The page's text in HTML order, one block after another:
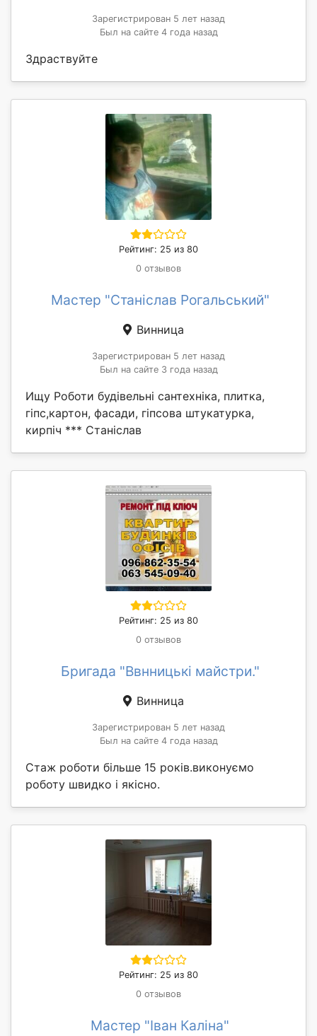
Зарегистрирован 5 лет назад
Был на сайте 4 года назад
Здраствуйте
Рейтинг: 25 из 80
0 отзывов
Мастер "Станіслав Рогальський"
Винница
Зарегистрирован 5 лет назад
Был на сайте 3 года назад
Ищу Роботи будівельні сантехніка, плитка,
гіпс,картон, фасади, гіпсова штукатурка,
кирпіч *** Станіслав
Рейтинг: 25 из 80
0 отзывов
Бригада "Ввнницькі майстри."
Винница
Зарегистрирован 5 лет назад
Был на сайте 4 года назад
Стаж роботи більше 15 років.виконуємо
роботу швидко і якісно.
Рейтинг: 25 из 80
0 отзывов
Мастер "Іван Каліна"